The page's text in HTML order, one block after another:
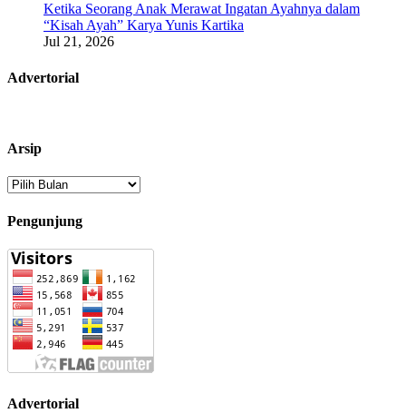
Ketika Seorang Anak Merawat Ingatan Ayahnya dalam
“Kisah Ayah” Karya Yunis Kartika
Jul 21, 2026
Advertorial
Arsip
Arsip
Pengunjung
Advertorial